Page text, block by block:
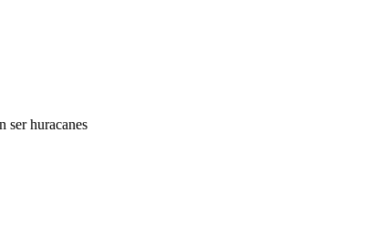
ser huracanes